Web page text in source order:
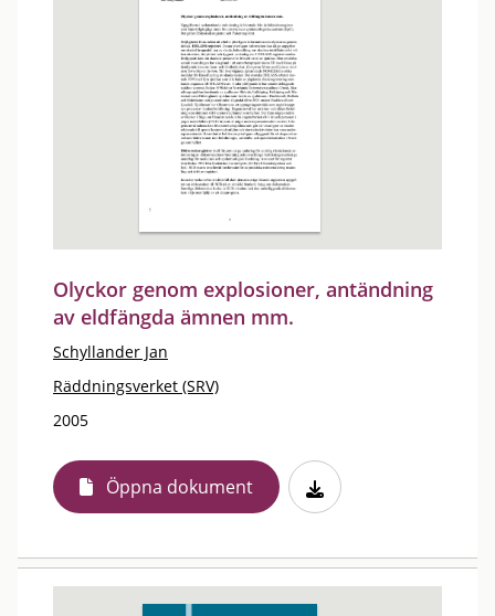
Olyckor genom explosioner, antändning
av eldfängda ämnen mm.
Schyllander Jan
Räddningsverket (SRV)
2005
Öppna dokument